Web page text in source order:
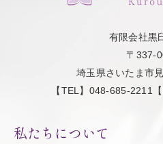
有限会社黒
〒337-
埼玉県さいたま市
【TEL】048-685-2211
私たちについて